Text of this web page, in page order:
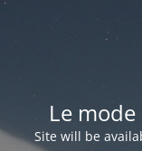
Le
Site will be